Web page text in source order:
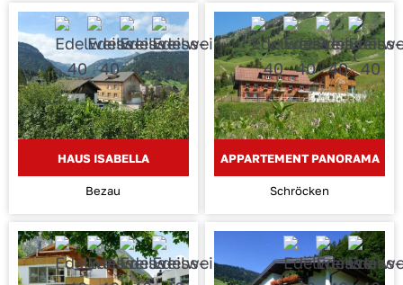
HAUS ISABELLA
Bezau
APPARTEMENT PANORAMA
Schröcken